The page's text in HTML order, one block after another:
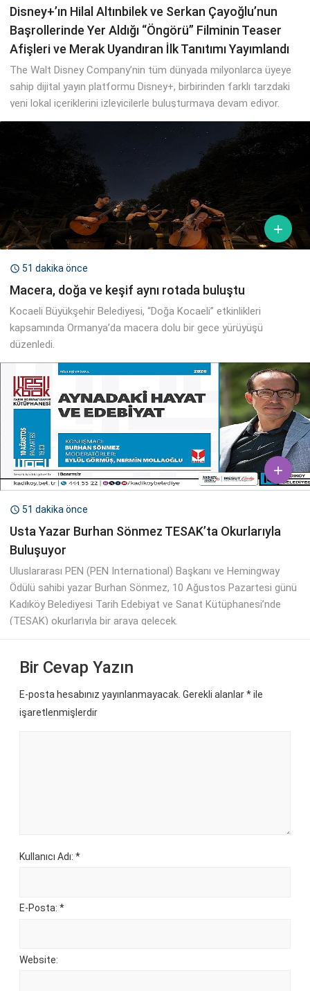
Disney+’ın Hilal Altınbilek ve Serkan Çayoğlu’nun
Başrollerinde Yer Aldığı “Öngörü” Filminin Teaser
Afişleri ve Merak Uyandıran İlk Tanıtımı Yayımlandı
The Walt Disney Company’nin tüm dünyada milyonlarca üyeye
sahip dijital yayın platformu Disney+, birbirinden farklı tarzdaki
yeni lokal içeriklerini izleyicilerle buluşturmaya devam ediyor.

 51 dakika önce
Macera, doğa ve keşif aynı rotada buluştu
Kocaeli Büyükşehir Belediyesi, “Doğa Kocaeli” etkinlikleri
kapsamında Ormanya’da macera dolu bir gece yürüyüşü
düzenledi.

 51 dakika önce
Usta Yazar Burhan Sönmez TESAK’ta Okurlarıyla
Buluşuyor
Uluslararası PEN (PEN International) Başkanı ve Hemingway
Ödülü sahibi yazar Burhan Sönmez, 10 Ağustos Pazartesi günü
Kadıköy Belediyesi Tarih Edebiyat ve Sanat Kütüphanesi’nde
(TESAK) okurlarıyla bir araya gelecek.
Bir Cevap Yazın
E-posta hesabınız yayınlanmayacak. Gerekli alanlar*ile
işaretlenmişlerdir
Kullanıcı Adı: *
E-Posta: *
Website: